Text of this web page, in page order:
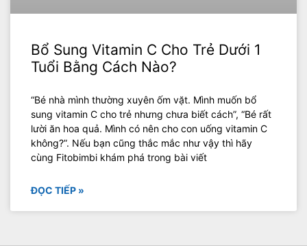
Bổ Sung Vitamin C Cho Trẻ Dưới 1
Tuổi Bằng Cách Nào?
“Bé nhà mình thường xuyên ốm vặt. Mình muốn bổ
sung vitamin C cho trẻ nhưng chưa biết cách”, “Bé rất
lười ăn hoa quả. Mình có nên cho con uống vitamin C
không?”. Nếu bạn cũng thắc mắc như vậy thì hãy
cùng Fitobimbi khám phá trong bài viết
ĐỌC TIẾP »